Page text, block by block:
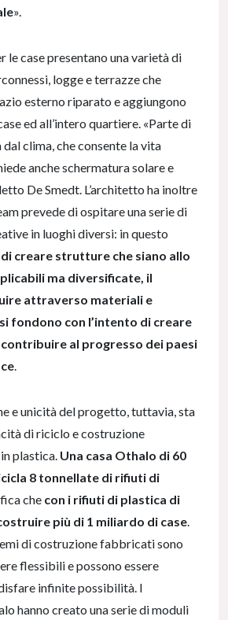
».
le case presentano una varietà di
logge e terrazze che
esterno riparato e aggiungono
ed all’intero quartiere. «Parte di
clima, che consente la vita
anche schermatura solare e
De Smedt. L’architetto ha inoltre
prevede di ospitare una serie di
in luoghi diversi: in questo
creare strutture che siano allo
ma diversificate, il
attraverso materiali e
fondono con l’intento di creare
al progresso dei paesi
.
e unicità del progetto, tuttavia, sta
di riciclo e costruzione
plastica. Una casa Othalo di 60
8 tonnellate di rifiuti di
che con i rifiuti di plastica di
più di 1 miliardo di case.
di costruzione fabbricati sono
flessibili e possono essere
infinite possibilità. I
hanno creato una serie di moduli